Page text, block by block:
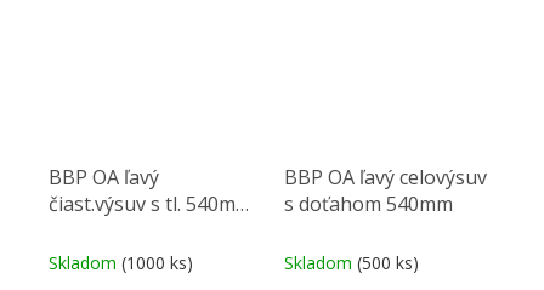
BBP OA ľavý
čiast.výsuv s tl. 540mm
Skladom (1000 ks)
BBP OA ľavý celovýsuv
s doťahom 540mm
Skladom (500 ks)